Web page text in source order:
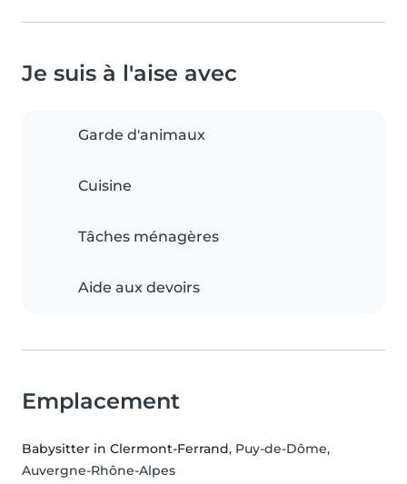
Je suis à l'aise avec
Garde d'animaux
Cuisine
Tâches ménagères
Aide aux devoirs
Emplacement
Babysitter in Clermont-Ferrand, Puy-de-Dôme,
Auvergne-Rhône-Alpes